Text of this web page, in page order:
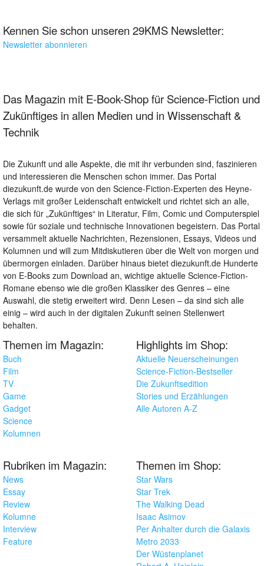
Kennen Sie schon unseren 29KMS Newsletter:
Newsletter abonnieren
Das Magazin mit E-Book-Shop für Science-Fiction und
Zukünftiges in allen Medien und in Wissenschaft &
Technik
Die Zukunft und alle Aspekte, die mit ihr verbunden sind, faszinieren
und interessieren die Menschen schon immer. Das Portal
diezukunft.de wurde von den Science-Fiction-Experten des Heyne-
Verlags mit großer Leidenschaft entwickelt und richtet sich an alle,
die sich für „Zukünftiges“ in Literatur, Film, Comic und Computerspiel
sowie für soziale und technische Innovationen begeistern. Das Portal
versammelt aktuelle Nachrichten, Rezensionen, Essays, Videos und
Kolumnen und will zum Mitdiskutieren über die Welt von morgen und
übermorgen einladen. Darüber hinaus bietet diezukunft.de Hunderte
von E-Books zum Download an, wichtige aktuelle Science-Fiction-
Romane ebenso wie die großen Klassiker des Genres – eine
Auswahl, die stetig erweitert wird. Denn Lesen – da sind sich alle
einig – wird auch in der digitalen Zukunft seinen Stellenwert
behalten.
Themen im Magazin:
Buch
Film
TV
Game
Gadget
Science
Kolumnen
Highlights im Shop:
Aktuelle Neuerscheinungen
Science-Fiction-Bestseller
Die Zukunftsedition
Stories und Erzählungen
Alle Autoren A-Z
Rubriken im Magazin:
News
Essay
Review
Kolumne
Interview
Feature
Themen im Shop:
Star Wars
Star Trek
The Walking Dead
Isaac Asimov
Per Anhalter durch die Galaxis
Metro 2033
Der Wüstenplanet